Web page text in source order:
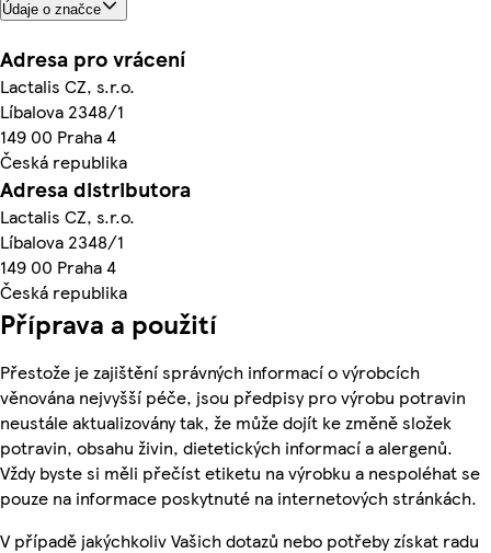
Údaje o značce
Adresa pro vrácení
Lactalis CZ, s.r.o.
Líbalova 2348/1
149 00 Praha 4
Česká republika
Adresa distributora
Lactalis CZ, s.r.o.
Líbalova 2348/1
149 00 Praha 4
Česká republika
Příprava a použití
Přestože je zajištění správných informací o výrobcích
věnována nejvyšší péče, jsou předpisy pro výrobu potravin
neustále aktualizovány tak, že může dojít ke změně složek
potravin, obsahu živin, dietetických informací a alergenů.
Vždy byste si měli přečíst etiketu na výrobku a nespoléhat se
pouze na informace poskytnuté na internetových stránkách.
V případě jakýchkoliv Vašich dotazů nebo potřeby získat radu